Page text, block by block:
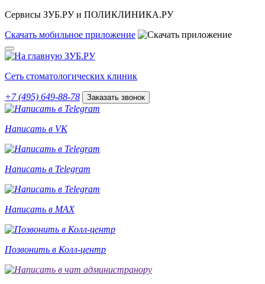
Сервисы ЗУБ.РУ и ПОЛИКЛИНИКА.РУ
Скачать мобильное приложение
Сеть стоматологических клиник
+7 (495) 649-88-78 Заказать звонок
Написать в VK
Написать в Telegram
Написать в MAX
Позвонить в Колл-центр